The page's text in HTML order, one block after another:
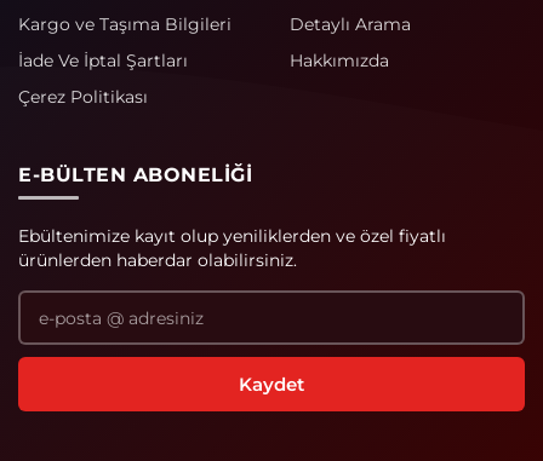
Kargo ve Taşıma Bilgileri
İade Ve İptal Şartları
Çerez Politikası
Detaylı Arama
Hakkımızda
E-BÜLTEN ABONELIĞI
Ebültenimize kayıt olup yeniliklerden ve özel fiyatlı
ürünlerden haberdar olabilirsiniz.